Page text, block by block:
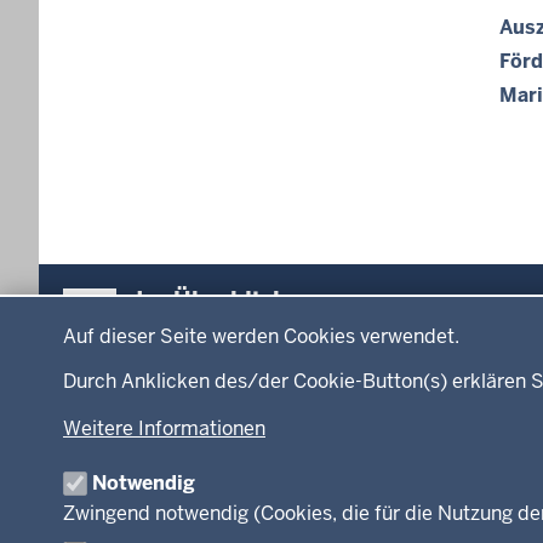
Auf dieser Seite werden Cookies verwendet.
Durch Anklicken des/der Cookie-Button(s) erklären
Weitere Informationen
Notwendig
Zwingend notwendig (Cookies, die für die Nutzung
0
:
0
o
b
e
:
e
r
t
8
.
t
r
Im Überblick
Inhalt
Menü
der
Fußzeile
Rechtsgrundlagen